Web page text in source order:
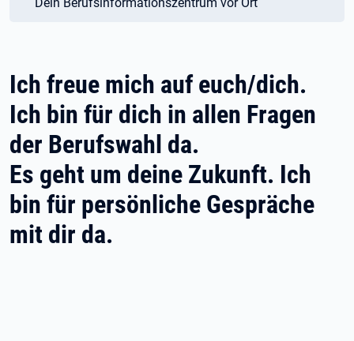
Ich freue mich auf euch/dich.
Ich bin für dich in allen Fragen
der Berufswahl da.
Es geht um deine Zukunft. Ich
bin für persönliche Gespräche
mit dir da.